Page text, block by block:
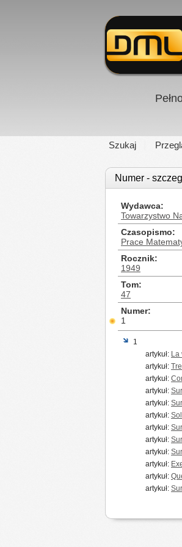
Szukaj
Numer -
Wydawca
Towarzystwo
Czasopismo
Prace
Rocznik
1949
Tom
47
Numer
1
1
artykuł: La
artykuł:
artykuł:
artykuł:
artykuł:
artykuł:
artykuł:
artykuł:
artykuł:
artykuł:
artykuł:
artykuł: